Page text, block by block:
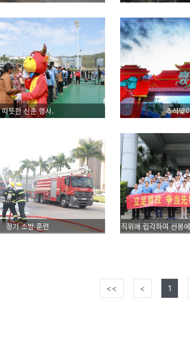
따뜻한 신춘 행사. 추석맞
정기 소방 훈련 직위에 립각하여 선봉
<< < 1